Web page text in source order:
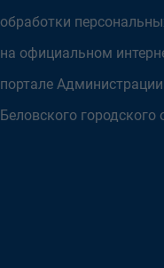
обработки
на официальном
портале Администрации
Беловского городского